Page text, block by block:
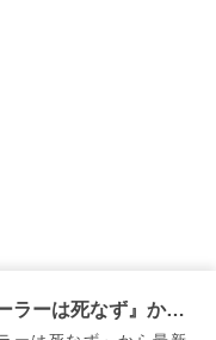
バンカー物語『ディーラーは死なず』から通知を受け取る